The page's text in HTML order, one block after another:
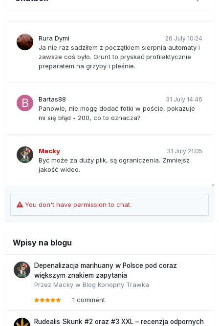
Rura Dymi 26 July 10:24
Ja nie raz sadziłem z początkiem sierpnia automaty i
zawsze coś było. Grunt to pryskać profilaktycznie
preparatem na grzyby i pleśnie.
Bartas88 31 July 14:46
Panowie, nie mogę dodać fotki w poście, pokazuje
mi się błąd - 200, co to oznacza?
Macky 31 July 21:05
Być może za duży plik, są ograniczenia. Zmniejsz
jakość wideo.
You don't have permission to chat.
Wpisy na blogu
Depenalizacja marihuany w Polsce pod coraz
większym znakiem zapytania
Przez Macky w Blog Konopny Trawka
1 comment
Rudealis Skunk #2 oraz #3 XXL – recenzja odpornych